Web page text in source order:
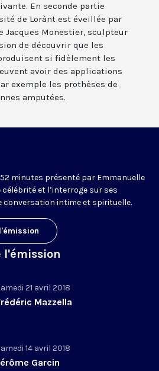
En seconde partie
de Lorànt est éveillée par
Jacques Monestier, sculpteur
de découvrir que les
si fidèlement les
avoir des applications
exemple les prothèses de
amputées.
minutes présenté par Emmanuelle
et l’interroge sur ses
conversation intime et spirituelle.
l'émission
21 avril 2018
Mazzella
14 avril 2018
Garcin